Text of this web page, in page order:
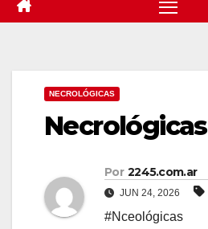
NECROLÓGICAS
Necrológicas
Por 2245.com.ar
JUN 24, 2026
#Nceológicas